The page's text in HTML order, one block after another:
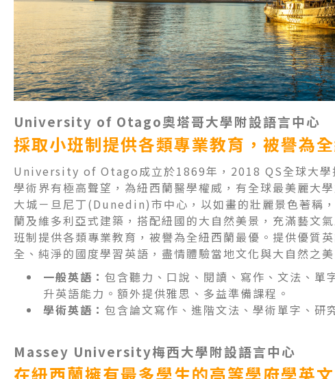
University of Otago奧塔哥大學附設語言中心
採取小班制提供各類專業教育，被譽為
University of Otago成立於1869年，2018 QS全球大學
學術界有極高聲望，為紐西蘭醫學權威，有全球最美麗大
大城－旦尼丁(Dunedin)市中心，以如畫的壯麗景色著稱
蘭及維多利亞式建築，搭配紐國的大自然美景，充滿藝文
班制提供各類專業教育，被譽為全紐西蘭最優。提供優質
全、純淨的國度學習英語，盡情體驗當地文化與大自然之美
一般英語： 包含聽力、口說、閱讀、寫作、文法、單
升英語能力。額外提供雅思、多益準備課程。
學術英語： 包含論文寫作、進階文法、學術單字、研
Massey University梅西大學附設語言中心
在紐西蘭擁有最多學生的高等學府學英文